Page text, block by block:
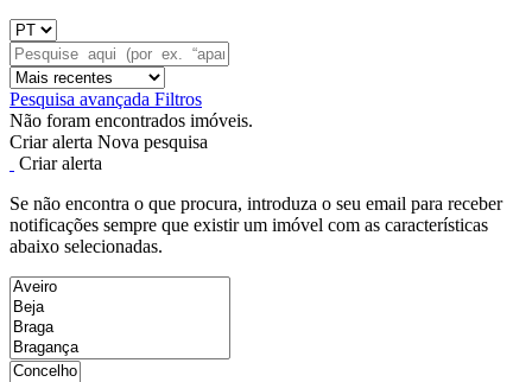
Pesquisa avançada Filtros
Não foram encontrados imóveis.
Criar alerta Nova pesquisa
Criar alerta
Se não encontra o que procura, introduza o seu email para receber
notificações sempre que existir um imóvel com as características
abaixo selecionadas.